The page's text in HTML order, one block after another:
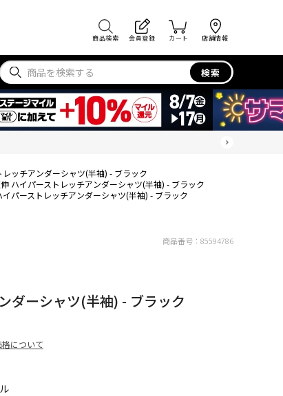
商品検索 会員登録 カート 店舗情報
検索
ッチアンダーシャツ(半袖) - ブラック
ハイパーストレッチアンダーシャツ(半袖) - ブラック
イパーストレッチアンダーシャツ(半袖) - ブラック
ダーシャツ(半袖) - ブラック
格について
商品番号： 85594786